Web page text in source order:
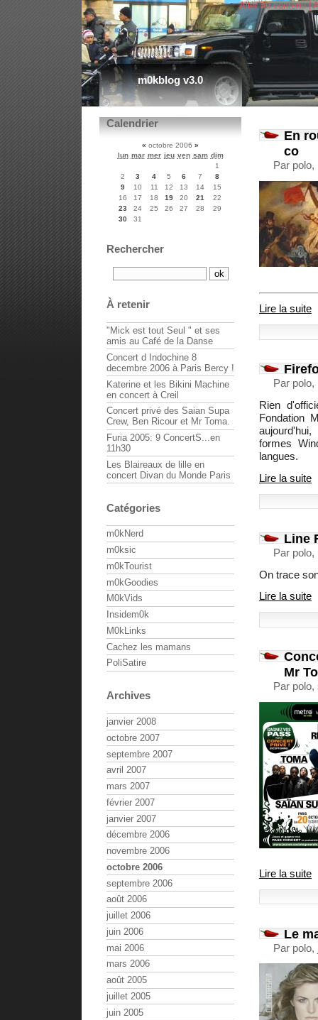
m0kblog v3.0
Aller au contenu|
En
co
Par
Lire la suite
Par
Rien
Fondation
formes
langues.
Lire la suite
Line
Par
On trace
Lire la suite
Mr
Par
Lire la suite
Le
Par
Calendrier
« octobre 2006 »
lun mar mer jeu ven sam dim
1
2
3 4 5 6 7
8
9
10 11 12 13 14
15
16
17 18 19 20 21
22
23
24 25 26 27 28
29
30
31
Rechercher
À retenir
"Mick est tout Seul " et ses
amis au Café de la Danse
Concert d Indochine 8
decembre 2006 à Paris Bercy !
Katerine et les Bikini Machine
en concert à Creil
Concert privé des Saian Supa
Crew, Ben Ricour et Mr Toma.
Furia 2005: 9 ConcertS...en
11h30
Les Blaireaux de lille en
concert Divan du Monde Paris
Catégories
m0kNerd
m0ksic
m0kTourist
m0kGoodies
M0kVids
Insidem0k
M0kLinks
Cachez les mamans
PoliSatire
Archives
janvier 2008
octobre 2007
septembre 2007
avril 2007
mars 2007
février 2007
janvier 2007
décembre 2006
novembre 2006
octobre 2006
septembre 2006
août 2006
juillet 2006
juin 2006
mai 2006
mars 2006
août 2005
juillet 2005
juin 2005